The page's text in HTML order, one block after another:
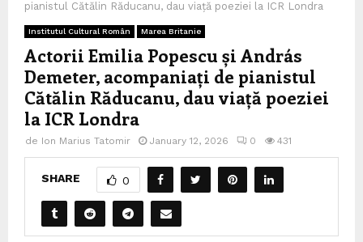
pianistul Cătălin Răducanu, dau viață poeziei la ICR Londra
Institutul Cultural Român Marea Britanie
Actorii Emilia Popescu și András
Demeter, acompaniați de pianistul
Cătălin Răducanu, dau viață poeziei
la ICR Londra
de Ion Marius Tatomir January 12, 2026 0 431
SHARE 0